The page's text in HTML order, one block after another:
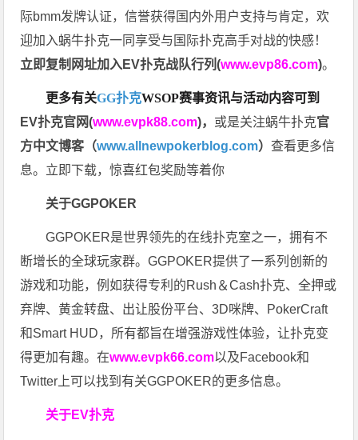
际bmm发牌认证，信誉获得国内外用户支持与肯定，欢
迎加入蜗牛扑克一同享受与国际扑克高手对战的快感！
立即复制网址加入EV扑克战队行列(www.evp86.com)。
更多有关GG扑克WSOP赛事资讯与活动内容可到
EV扑克官网(www.evpk88.com)， 或是关注蜗牛扑克官
方中文博客（www.allnewpokerblog.com）查看更多信
息。立即下载，惊喜红包奖励等着你
关于GGPOKER
GGPOKER是世界领先的在线扑克室之一，拥有不
断增长的全球玩家群。GGPOKER提供了一系列创新的
游戏和功能，例如获得专利的Rush＆Cash扑克、全押或
弃牌、黄金转盘、出让股份平台、3D咪牌、PokerCraft
和Smart HUD，所有都旨在增强游戏性体验，让扑克变
得更加有趣。在www.evpk66.com以及Facebook和
Twitter上可以找到有关GGPOKER的更多信息。
关于EV扑克